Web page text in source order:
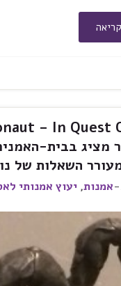
מציג בבית-
השאלות של
אמנות, יעוץ אמנותי